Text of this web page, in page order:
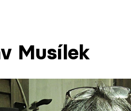
Musílek